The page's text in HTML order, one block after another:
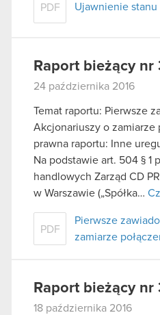
PDF Ujawnienie stanu
Raport bieżący nr
24 października 2016
Temat raportu: Pierwsze
Akcjonariuszy o zamiarze
prawna raportu: Inne
Na podstawie art. 504 § 1
handlowych Zarząd CD
w Warszawie („Spółka…
PDF
Pierwsze
zamiarze
Raport bieżący nr
18 października 2016